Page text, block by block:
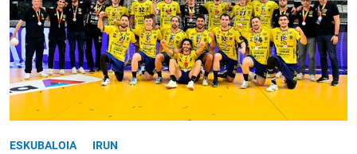
ESKUBALOIA IRUN